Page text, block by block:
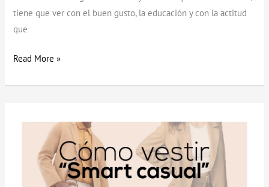
tiene que ver con el buen gusto, la educación y con la actitud
que
Read More »
Cómo
´´Casual